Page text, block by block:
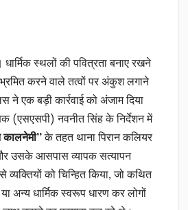
धार्मिक स्थलों की पवित्रता बनाए रखने
करने वाले तत्वों पर अंकुश लगाने
ने एक बड़ी कार्रवाई को अंजाम दिया
(एसएसपी) नवनीत सिंह के निर्देशन में
के तहत थाना पिरान कलियर
उसके आसपास व्यापक सत्यापन
को चिन्हित किया, जो कथित
अन्य धार्मिक स्वरूप धारण कर लोगों